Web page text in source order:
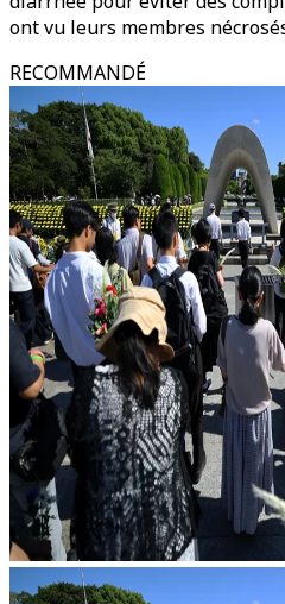
ont vu leurs membres
RECOMMANDÉ